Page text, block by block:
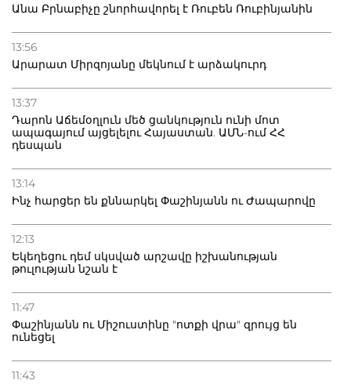
Անա Բրնաբիչը շնորհավորել է Ռուբեն Ռուբինյանին
13:56
Արարատ Միրզոյանը մեկնում է արձակուրդ
13:37
Դարոն Աճեմօղլուն մեծ ցանկություն ունի մոտ
ապագայում այցելելու Հայաստան. ԱՄՆ-ում ՀՀ
դեսպան
13:14
Ինչ հարցեր են քննարկել Փաշինյանն ու Ժապարովը
12:13
Եկեղեցու դեմ սկսված արշավը իշխանության
թուլության նշան է
11:47
Փաշինյանն ու Միշուստինը "ոտքի վրա" զրույց են
ունեցել
11:43